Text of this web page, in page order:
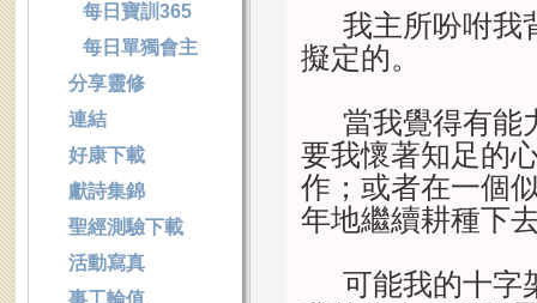
我主所吩咐我
擬定的。
當我覺得有能
要我懷著知足的
作；或者在一個
年地繼續耕種下
可能我的十字
每日寶訓365
每日單獨會主
分享靈修
連結
好康下載
獻詩集錦
聖經測驗下載
活動寫真
事工輪值